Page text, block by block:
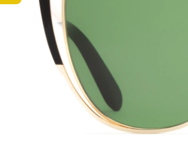
53 mm
Výška očnice